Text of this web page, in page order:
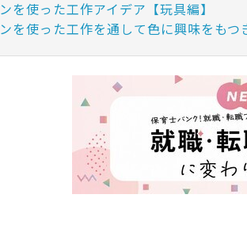
を使った工作アイデア【玩具編】
を使った工作を通して色に興味をもつ